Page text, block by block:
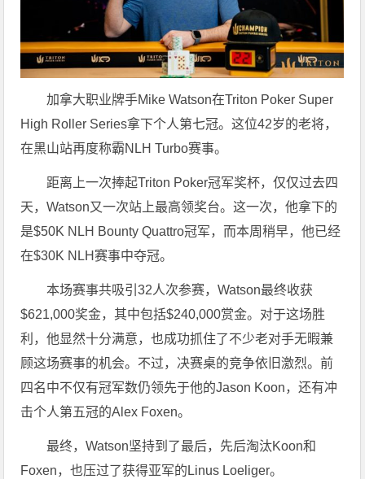
加拿大职业牌手Mike Watson在Triton Poker Super
High Roller Series拿下个人第七冠。这位42岁的老将，
在黑山站再度称霸NLH Turbo赛事。
距离上一次捧起Triton Poker冠军奖杯，仅仅过去四
天，Watson又一次站上最高领奖台。这一次，他拿下的
是$50K NLH Bounty Quattro冠军，而本周稍早，他已经
在$30K NLH赛事中夺冠。
本场赛事共吸引32人次参赛，Watson最终收获
$621,000奖金，其中包括$240,000赏金。对于这场胜
利，他显然十分满意，也成功抓住了不少老对手无暇兼
顾这场赛事的机会。不过，决赛桌的竞争依旧激烈。前
四名中不仅有冠军数仍领先于他的Jason Koon，还有冲
击个人第五冠的Alex Foxen。
最终，Watson坚持到了最后，先后淘汰Koon和
Foxen，也压过了获得亚军的Linus Loeliger。